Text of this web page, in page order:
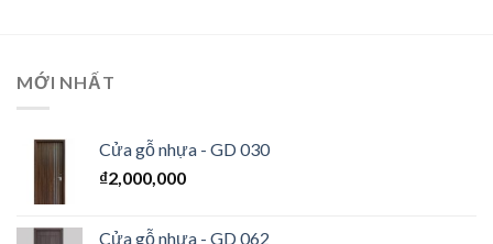
MỚI NHẤT
Cửa gỗ nhựa - GD 030
₫2,000,000
Cửa gỗ nhựa - GD 062